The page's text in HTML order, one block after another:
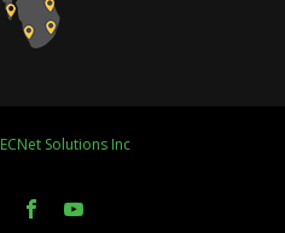
ECNet Solutions Inc